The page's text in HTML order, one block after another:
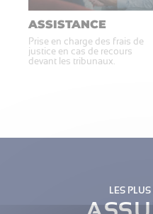
ASSISTANCE
Prise en charge des frais de
justice en cas de recours
devant les tribunaux.
LES